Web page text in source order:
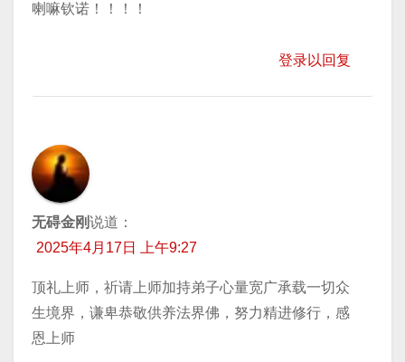
喇嘛钦诺！！！！
登录以回复
无碍金刚说道：
2025年4月17日 上午9:27
顶礼上师，祈请上师加持弟子心量宽广承载一切众
生境界，谦卑恭敬供养法界佛，努力精进修行，感
恩上师